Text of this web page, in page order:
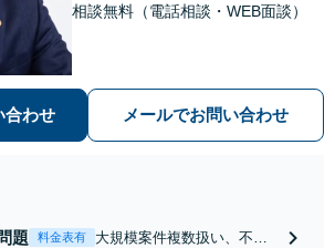
相談無料（電話相談・WEB面談）
合わせ メールでお問い合わせ
題 料金表有
大規模案件複数扱い、不貞